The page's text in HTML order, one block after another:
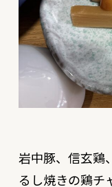
岩中豚、信玄鶏
るし焼きの鶏チ